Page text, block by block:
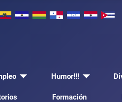
Humor!!!
Formación